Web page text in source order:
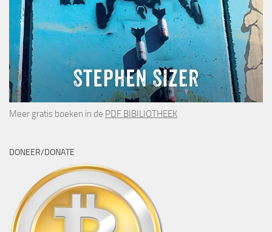
Meer gratis boeken in de PDF BIBILIOTHEEK
DONEER/DONATE